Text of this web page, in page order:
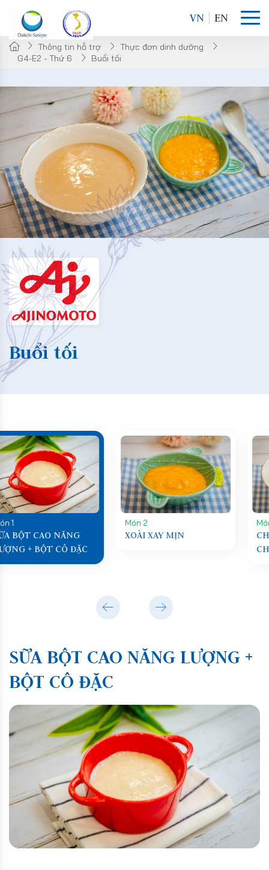
VN EN
Thông tin hỗ trợ
Thực đơn dinh dưỡng
G4-E2 - Thứ 6
Buổi tối
Buổi tối
SỮA BỘT CAO NĂNG
LƯỢNG + BỘT CÔ ĐẶC
XOÀI XAY MỊN
SỮA BỘT CAO NĂNG LƯỢNG +
BỘT CÔ ĐẶC